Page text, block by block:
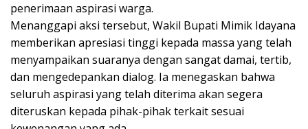
penerimaan aspirasi warga.
Menanggapi aksi tersebut, Wakil Bupati Mimik Idayana
memberikan apresiasi tinggi kepada massa yang telah
menyampaikan suaranya dengan sangat damai, tertib,
dan mengedepankan dialog. Ia menegaskan bahwa
seluruh aspirasi yang telah diterima akan segera
diteruskan kepada pihak-pihak terkait sesuai